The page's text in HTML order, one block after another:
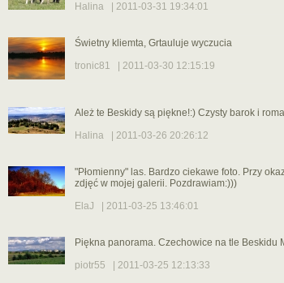
Halina | 2011-03-31 19:34:01
Świetny kliemta, Grtauluje wyczucia
tronic81 | 2011-03-30 12:15:19
Ależ te Beskidy są piękne!:) Czysty barok i
Halina | 2011-03-26 20:26:12
"Płomienny" las. Bardzo ciekawe foto. Przy
zdjęć w mojej galerii. Pozdrawiam:)))
ElaJ | 2011-03-25 13:46:01
Piękna panorama. Czechowice na tle Beskidu
piotr55 | 2011-03-25 12:13:33